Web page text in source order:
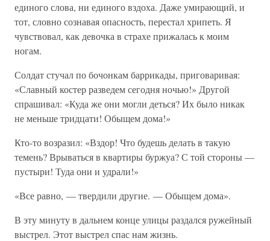
единого слова, ни единого вздоха. Даже умирающий, и
тот, словно сознавая опасность, перестал хрипеть. Я
чувствовал, как девочка в страхе прижалась к моим
ногам.
Солдат стучал по бочонкам баррикады, приговаривая:
«Славный костер разведем сегодня ночью!» Другой
спрашивал: «Куда же они могли деться? Их было никак
не меньше тридцати! Обыщем дома!»
Кто-то возразил: «Вздор! Что будешь делать в такую
темень? Врываться в квартиры буржуа? С той стороны —
пустыри! Туда они и удрали!»
«Все равно, — твердили другие. — Обыщем дома».
В эту минуту в дальнем конце улицы раздался ружейный
выстрел. Этот выстрел спас нам жизнь.